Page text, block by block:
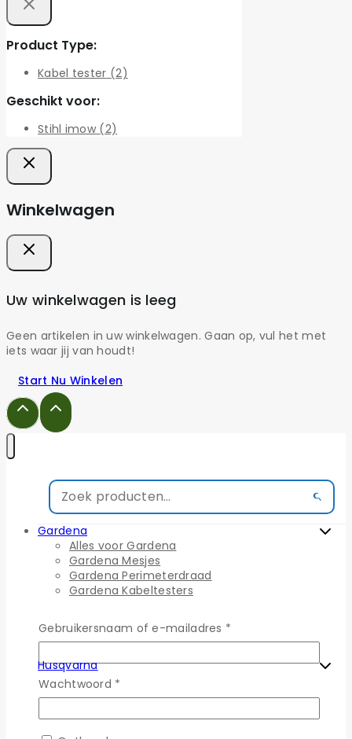
Product Type:
Kabel tester (2)
Geschikt voor:
Stihl imow (2)
Gebruikersnaam of e-mailadres *
Wachtwoord *
Winkelwagen
Uw winkelwagen is leeg
Geen artikelen in uw winkelwagen. Gaan op, vul het met
iets waar jij van houdt!
Start Nu Winkelen
Gardena
Alles voor Gardena
Gardena Mesjes
Gardena Perimeterdraad
Gardena Kabeltesters
Gardena Reparatie sets
Gardena Draadpennen
Husqvarna
Alles voor Husqvarna
Husqvarna Mesjes